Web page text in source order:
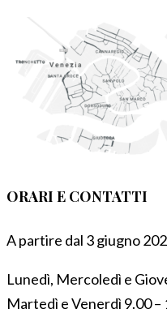
ORARI E CONTATTI
A partire dal 3 giugno
Lunedì, Mercoledì e
Martedì e Venerdì 9.00 –